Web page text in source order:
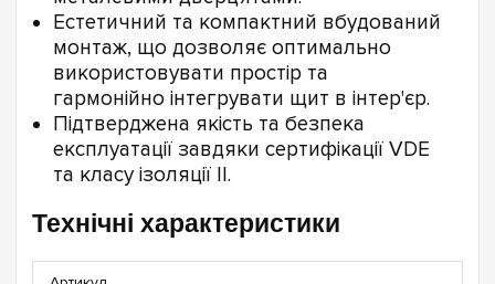
Естетичний та компактний вбудований
монтаж, що дозволяє оптимально
використовувати простір та
гармонійно інтегрувати щит в інтер'єр.
Підтверджена якість та безпека
експлуатації завдяки сертифікації VDE
та класу ізоляції II.
Технічні характеристики